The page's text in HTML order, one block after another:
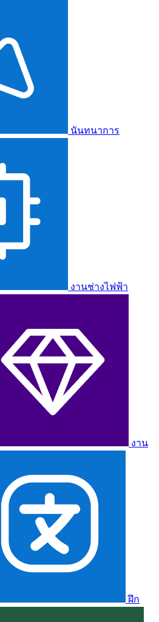
นันทนาการ
งานช่างไฟฟ้า
งาน
ฝึก